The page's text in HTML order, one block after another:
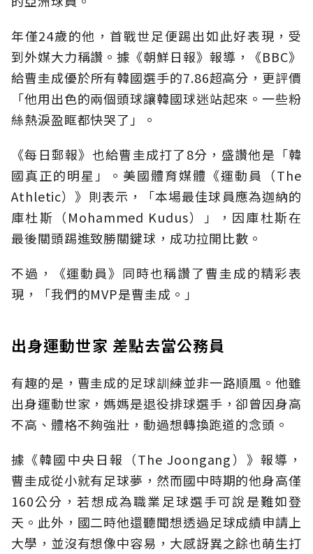
年僅24歲的他，首戰世足便踢出如此好表現，受
到外媒大力稱讚。據《朝鮮日報》報導，《BBC》
給曹圭成優於所有韓國選手的7.86超高分，更評價
「他用出色的兩個頭球讓韓國球迷站起來。一些粉
絲熱淚盈眶都快哭了」。
《每日郵報》也給曹圭成打了8分，盛讚他是「韓
國真正的明星」。美國體育媒體《運動員（The
Athletic）》則表示，「本場最佳球員應為迦納的
庫杜斯（Mohammed Kudus）」，因庫杜斯在
最後關頭踢進致勝關鍵球，成功拉開比數。
不過，《運動員》同時也稱讚了曹圭成的精彩表
現，「我們的MVP是曹圭成。」
出身運動世家 差點去當公務員
有趣的是，曹圭成的足球訓練並非一路順風。他雖
出身運動世家，媽媽是退役排球選手，卻曾因身高
不高、體格不夠強壯，動過想轉換跑道的念頭。
據《韓國中央日報（The Joongang）》報導，
曹圭成從小就有足球夢，然而國中時期的他身高僅
160公分，若想成為職業足球選手可說是難如登
天。此外，國二時他還聽聞想透過足球成績申請上
大學，並沒有想像中容易，大感訝異之餘也萌生打